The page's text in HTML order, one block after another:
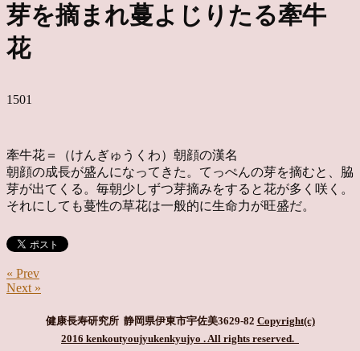
芽を摘まれ蔓よじりたる牽牛
花
1501
牽牛花＝（けんぎゅうくわ）朝顔の漢名
朝顔の成長が盛んになってきた。てっぺんの芽を摘むと、脇
芽が出てくる。毎朝少しずつ芽摘みをすると花が多く咲く。
それにしても蔓性の草花は一般的に生命力が旺盛だ。
« Prev
Next »
健康長寿研究所 静岡県伊東市宇佐美3629-82 Copyright(c)
2016 kenkoutyoujyukenkyujyo . All rights reserved.